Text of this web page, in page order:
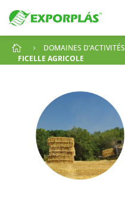
 5 DOMAINES D’ACTIVITÉS
FICELLE AGRICOLE